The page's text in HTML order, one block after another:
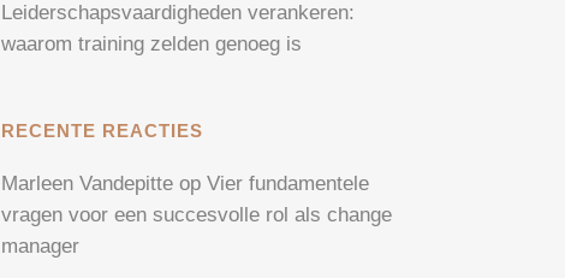
Leiderschapsvaardigheden verankeren:
waarom training zelden genoeg is
RECENTE REACTIES
Marleen Vandepitte opVier fundamentele
vragen voor een succesvolle rol als change
manager